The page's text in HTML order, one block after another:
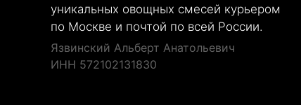
уникальных овощных смесей курьером
по Москве и почтой по всей России.
Язвинский Альберт Анатольевич
ИНН 572102131830